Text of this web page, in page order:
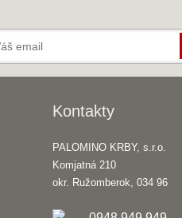
Kontakty
PALOMINO KRBY, s.r.o.
Komjatná 210
okr. Ružomberok, 034 96